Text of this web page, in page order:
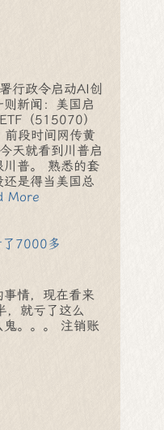
行政令启动AI创
新闻：美国启
（515070）
段时间网传黄
天就看到川普启
普。 熟悉的套
是得当美国总
More
了7000多
情，现在看来
，就亏了这么
。。。 注销账